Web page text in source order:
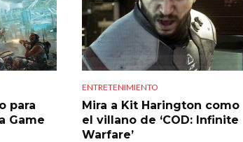
para
Game
ENTRETENIMIENTO
Mira a Kit Harington como
el villano de ‘COD: Infinite
Warfare’